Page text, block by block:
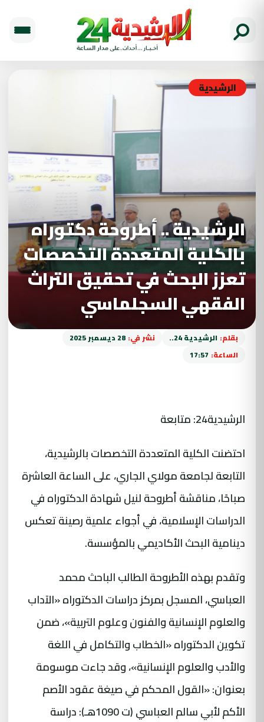
الرشيدية
الرشيدية .. أطروحة دكتوراه
بالكلية المتعددة التخصصات
تعزز البحث في تحقيق التراث
الفقهي السجلماسي
بقلم: الرشيدية 24.. نشر في: 28 ديسمبر 2025
الساعة: 17:57
الرشيدية24: متابعة
احتضنت الكلية المتعددة التخصصات بالرشيدية،
التابعة لجامعة مولاي الجاري، على الساعة العاشرة
صباحًا، مناقشة أطروحة لنيل شهادة الدكتوراه في
الدراسات الإسلامية، في أجواء علمية رصينة تعكس
دينامية البحث الأكاديمي بالمؤسسة.
وتقدم بهذه الأطروحة الطالب الباحث محمد
العباسي، المسجل بمركز دراسات الدكتوراه «الآداب
والعلوم الإنسانية والفنون وعلوم التربية»، ضمن
تكوين الدكتوراه «الخطاب والتكامل في اللغة
والأدب والعلوم الإنسانية»، وقد جاءت موسومة
بعنوان: «القول المحكم في صيغة عقود الأصم
الأكم لأبي سالم العباسي (ت 1090هـ): دراسة